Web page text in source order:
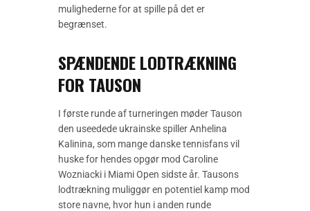
mulighederne for at spille på det er
begrænset.
SPÆNDENDE LODTRÆKNING
FOR TAUSON
I første runde af turneringen møder Tauson
den useedede ukrainske spiller Anhelina
Kalinina, som mange danske tennisfans vil
huske for hendes opgør mod Caroline
Wozniacki i Miami Open sidste år. Tausons
lodtrækning muliggør en potentiel kamp mod
store navne, hvor hun i anden runde